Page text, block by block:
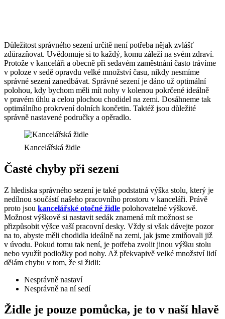
Důležitost správného sezení určitě není potřeba nějak zvlášť
zdůrazňovat. Uvědomuje si to každý, komu záleží na svém zdraví.
Protože v kanceláři a obecně při sedavém zaměstnání často trávíme
v poloze v sedě opravdu velké množství času, nikdy nesmíme
správné sezení zanedbávat. Správné sezení je dáno už optimální
polohou, kdy bychom měli mít nohy v kolenou pokrčené ideálně
v pravém úhlu a celou plochou chodidel na zemi. Dosáhneme tak
optimálního prokrvení dolních končetin. Taktéž jsou důležité
správně nastavené područky a opěradlo.
Kancelářská židle
Časté chyby při sezení
Z hlediska správného sezení je také podstatná výška stolu, který je
nedílnou součástí našeho pracovního prostoru v kanceláři. Právě
proto jsou kancelářské otočné židle polohovatelné výškově.
Možnost výškově si nastavit sedák znamená mít možnost se
přizpůsobit výšce vaší pracovní desky. Vždy si však dávejte pozor
na to, abyste měli chodidla ideálně na zemi, jak jsme zmiňovali již
v úvodu. Pokud tomu tak není, je potřeba zvolit jinou výšku stolu
nebo využít podložky pod nohy. Až překvapivě velké množství lidí
dělám chybu v tom, že si židli:
Nesprávně nastaví
Nesprávně na ní sedí
Židle je pouze pomůcka, je to v naší hlavě